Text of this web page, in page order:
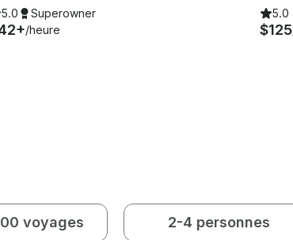
5.0 Superowner
/heure
5.0
$125
voyages 2-4 personnes